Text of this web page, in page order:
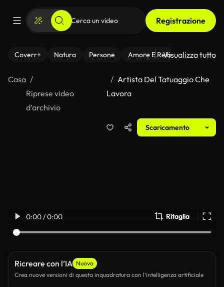
Registrazione
Coverr+ Natura Persone Amore E Relazioni Il
Visualizza tutto
Casa
Riprese video
d’archivio
Artista Del Tatuaggio Che
Lavora
Scaricamento
0:00 / 0:00 Ritaglia
Ricreare con l’IA Nuovo
Crea nuove versioni di questa inquadratura con l’intelligenza artificiale